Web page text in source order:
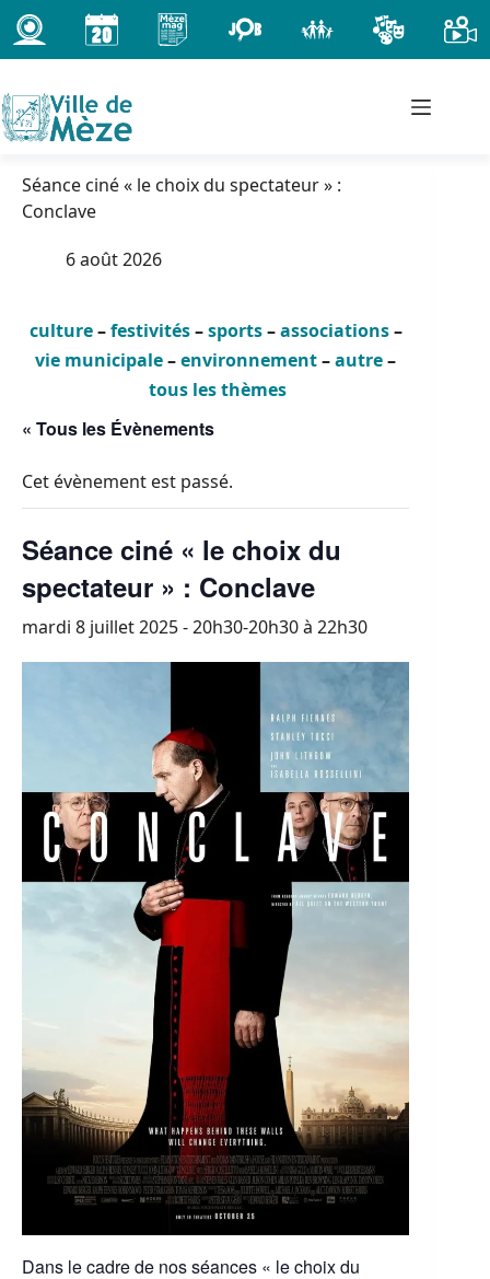
Passer
au
contenu
Séance ciné « le choix du spectateur » :
Conclave
6 août 2026
culture–festivités–sports–associations–
vie municipale–environnement–autre–
tous les thèmes
« Tous les Évènements
Cet évènement est passé.
Séance ciné « le choix du
spectateur » : Conclave
mardi 8 juillet 2025 - 20h30-20h30à 22h30
Dans le cadre de nos séances « le choix du